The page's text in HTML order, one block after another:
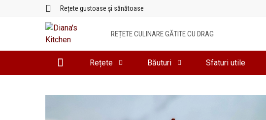
Rețete gustoase și sănătoase
REȚETE CULINARE GĂTITE CU DRAG
Rețete Băuturi Sfaturi utile